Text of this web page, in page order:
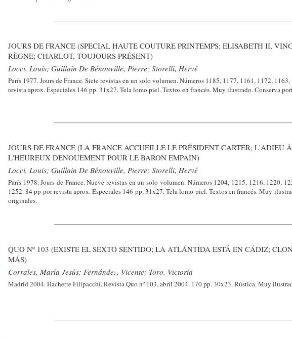
JOURS DE FRANCE (SPECIAL HAUTE COUTURE PRINTEMPS; ELISABETH II,
RÈGNE; CHARLOT, TOUJOURS PRÉSENT)
Locci, Louis; Guillain De Bénouville, Pierre; Storelli, Hervé
París 1977. Jours de France. Siete revistas en un solo volumen. Números 1185, 1177, 1161, 1172,
revista aprox. Especiales 146 pp. 31x27. Tela lomo piel. Textos en francés. Muy ilustrado. Conserva
JOURS DE FRANCE (LA FRANCE ACCUEILLE LE PRÉSIDENT CARTER; L'ADIEU
L'HEUREUX DENOUEMENT POUR LE BARON EMPAIN)
Locci, Louis; Guillain De Bénouville, Pierre; Storelli, Hervé
París 1978. Jours de France. Nueve revistas en un solo volumen. Números 1204, 1215, 1216, 1220,
1252. 84 pp por revista aprox. Especiales 146 pp. 31x27. Tela lomo piel. Textos en francés. Muy
originales.
QUO Nº 103 (EXISTE EL SEXTO SENTIDO; LA ATLÁNTIDA ESTÁ EN CÁDIZ;
MÁS)
Corrales, María Jesús; Fernández, Vicente; Toro, Victoria
Madrid 2004. Hachette Filipacchi. Revista Quo nº 103, abril 2004. 170 pp. 30x23. Rústica. Muy